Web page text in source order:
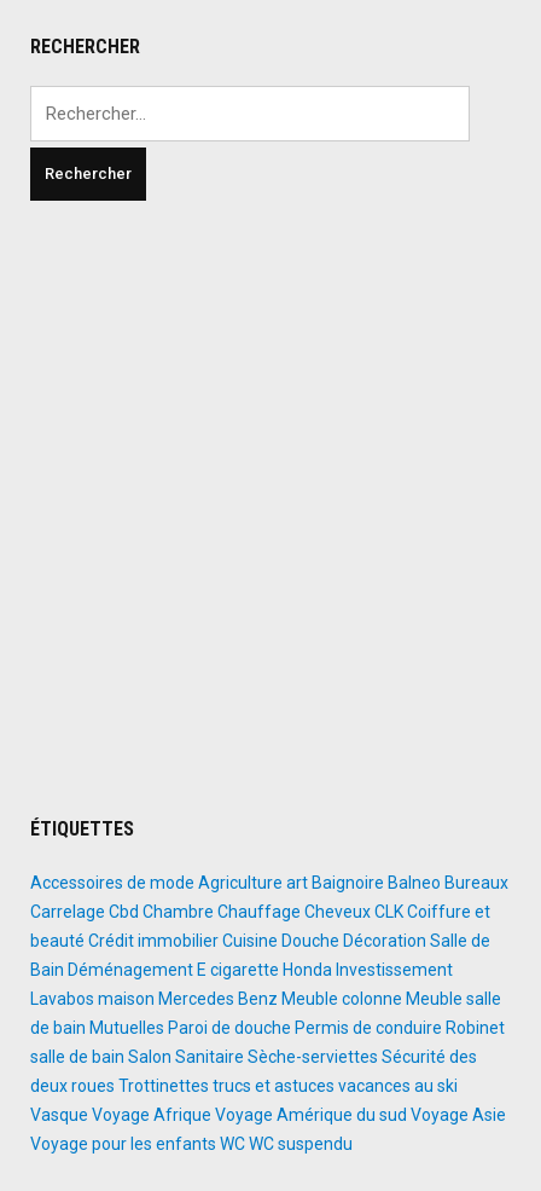
RECHERCHER
ÉTIQUETTES
Accessoires de mode Agriculture art Baignoire Balneo Bureaux
Carrelage Cbd Chambre Chauffage CheveuxCLKCoiffure et
beauté Crédit immobilierCuisine Douche Décoration Salle de
Bain Déménagement E cigarette Honda Investissement
Lavabos maison Mercedes Benz Meuble colonne Meuble salle
de bain Mutuelles Paroi de douche Permis de conduire Robinet
salle de bain Salon Sanitaire Sèche-serviettes Sécurité des
deux roues Trottinettes trucs et astuces vacances au ski
Vasque Voyage Afrique Voyage Amérique du sud Voyage Asie
Voyage pour les enfants WCWC suspendu